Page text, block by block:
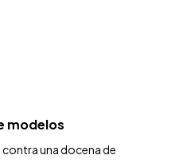
modelos
una docena de